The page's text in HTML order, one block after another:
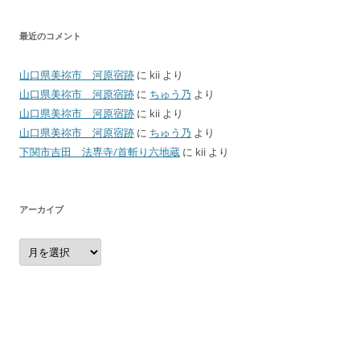
最近のコメント
山口県美祢市 河原宿跡 に kii より
山口県美祢市 河原宿跡 に ちゅう乃 より
山口県美祢市 河原宿跡 に kii より
山口県美祢市 河原宿跡 に ちゅう乃 より
下関市吉田 法専寺/首斬り六地蔵 に kii より
アーカイブ
ア
ー
カ